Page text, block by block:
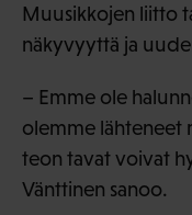
Muusikkojen liitto
näkyvyyttä ja
– Emme ole
olemme lähteneet
teon tavat voivat
Vänttinen sanoo.